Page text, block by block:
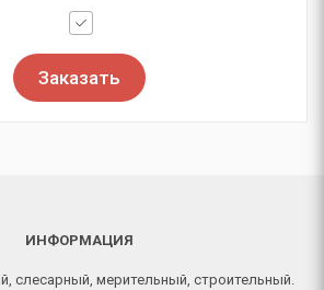
Заказать
ИНФОРМАЦИЯ
слесарный, мерительный, строительный.